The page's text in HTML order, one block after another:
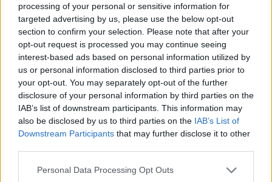
processing of your personal or sensitive information for
targeted advertising by us, please use the below opt-out
section to confirm your selection. Please note that after your
opt-out request is processed you may continue seeing
interest-based ads based on personal information utilized by
us or personal information disclosed to third parties prior to
your opt-out. You may separately opt-out of the further
disclosure of your personal information by third parties on the
IAB’s list of downstream participants. This information may
also be disclosed by us to third parties on the IAB’s List of
Downstream Participants that may further disclose it to other
Personal Data Processing Opt Outs
ΤΕΛΕΥΤΑΙΑ ΝΕΑ
Conference League: Τα αποτελέσματα των